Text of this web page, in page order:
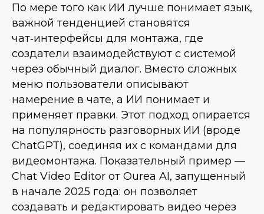
По мере того как ИИ лучше понимает язык,
важной тенденцией становятся
чат‑интерфейсы для монтажа, где
создатели взаимодействуют с системой
через обычный диалог. Вместо сложных
меню пользователи описывают
намерение в чате, а ИИ понимает и
применяет правки. Этот подход опирается
на популярность разговорных ИИ (вроде
ChatGPT), соединяя их с командами для
видеомонтажа. Показательный пример —
Chat Video Editor от Ourea AI, запущенный
в начале 2025 года: он позволяет
создавать и редактировать видео через